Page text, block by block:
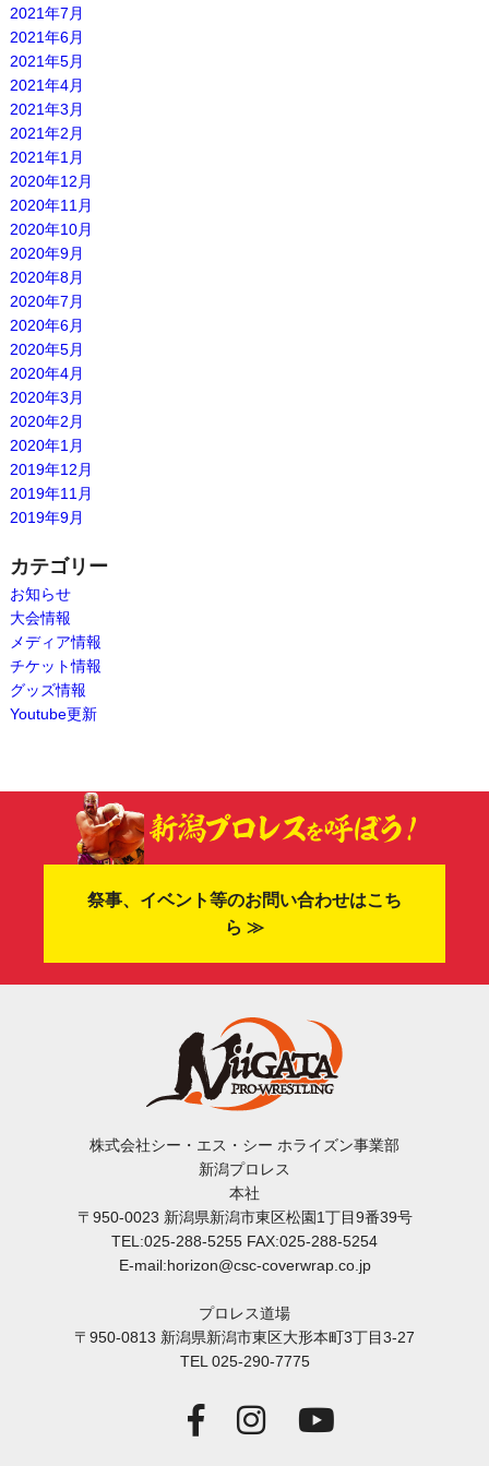
2021年7月
2021年6月
2021年5月
2021年4月
2021年3月
2021年2月
2021年1月
2020年12月
2020年11月
2020年10月
2020年9月
2020年8月
2020年7月
2020年6月
2020年5月
2020年4月
2020年3月
2020年2月
2020年1月
2019年12月
2019年11月
2019年9月
カテゴリー
お知らせ
大会情報
メディア情報
チケット情報
グッズ情報
Youtube更新
祭事、イベント等のお問い合わせはこち
ら ≫
株式会社シー・エス・シー ホライズン事業部
新潟プロレス
本社
〒950-0023 新潟県新潟市東区松園1丁目9番39号
TEL:025-288-5255 FAX:025-288-5254
E-mail:horizon@csc-coverwrap.co.jp
プロレス道場
〒950-0813 新潟県新潟市東区大形本町3丁目3-27
TEL 025-290-7775